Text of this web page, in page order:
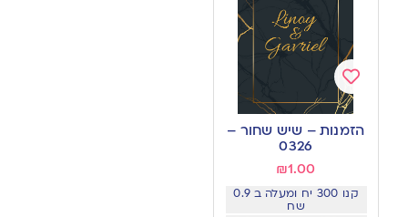
Add
to
הזמנות – שיש שחור –
0326
₪1.00
קנו 300 יח ומעלה ב 0.9
שח